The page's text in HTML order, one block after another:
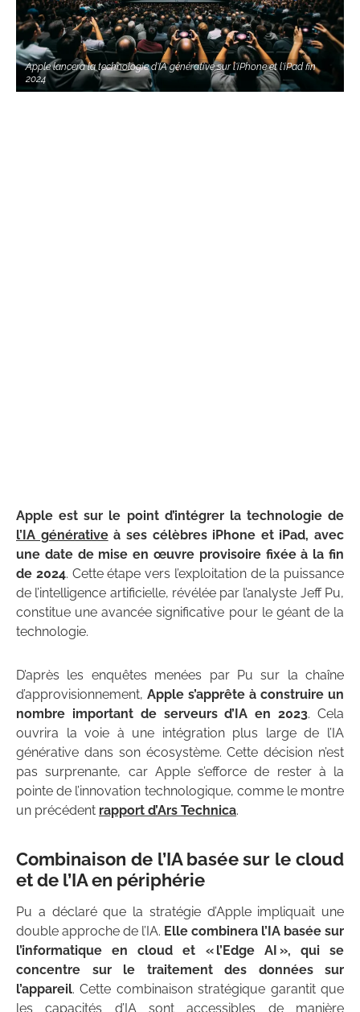
Apple lancera la technologie d'IA générative sur l'iPhone et l'iPad fin
2024
Apple est sur le point d’intégrer la technologie de
l’IA générativeà ses célèbres iPhone et iPad, avec
une date de mise en œuvre provisoire fixée à la fin
de 2024. Cette étape vers l’exploitation de la puissance
de l’intelligence artificielle, révélée par l’analyste Jeff Pu,
constitue une avancée significative pour le géant de la
technologie.
D’après les enquêtes menées par Pu sur la chaîne
d’approvisionnement, Apple s’apprête à construire un
nombre important de serveurs d’IA en 2023. Cela
ouvrira la voie à une intégration plus large de l’IA
générative dans son écosystème. Cette décision n’est
pas surprenante, car Apple s’efforce de rester à la
pointe de l’innovation technologique, comme le montre
un précédent rapport d’Ars Technica.
Combinaison de l’IA basée sur le cloud
et de l’IA en périphérie
Pu a déclaré que la stratégie d’Apple impliquait une
double approche de l’IA. Elle combinera l’IA basée sur
l’informatique en cloud et « l’Edge AI », qui se
concentre sur le traitement des données sur
l’appareil. Cette combinaison stratégique garantit que
les capacités d’IA sont accessibles de manière